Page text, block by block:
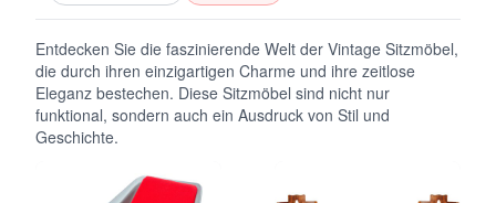
Entdecken Sie die faszinierende Welt der Vintage Sitzmöbel,
die durch ihren einzigartigen Charme und ihre zeitlose
Eleganz bestechen. Diese Sitzmöbel sind nicht nur
funktional, sondern auch ein Ausdruck von Stil und
Geschichte.